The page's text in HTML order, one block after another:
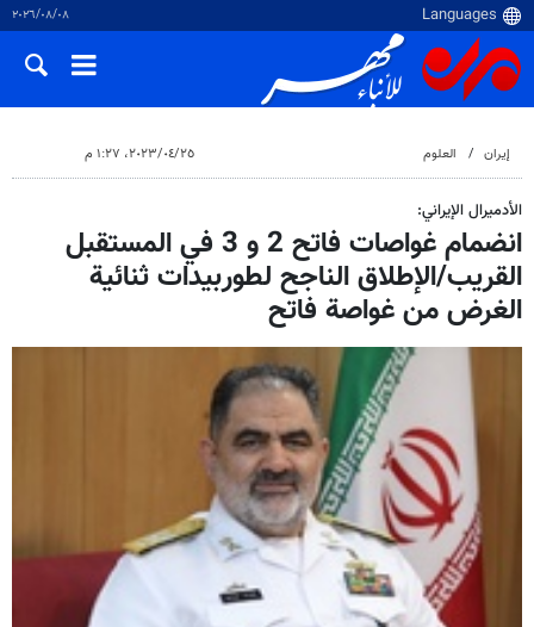
٠٨‏/٠٨‏/٢٠٢٦
إيران العلوم ٢٥‏/٠٤‏/٢٠٢٣، ١:٢٧ م
الأدميرال الإيراني:
انضمام غواصات فاتح 2 و 3 في المستقبل
القريب/الإطلاق الناجح لطوربيدات ثنائية
الغرض من غواصة فاتح